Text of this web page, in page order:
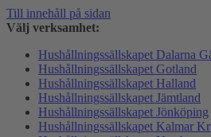
Till innehåll på sidan
Välj verksamhet:
Hushållningssällskapet Dalarna
Hushållningssällskapet Gotland
Hushållningssällskapet Halland
Hushållningssällskapet Jämtland
Hushållningssällskapet Jönköping
Hushållningssällskapet Kalmar